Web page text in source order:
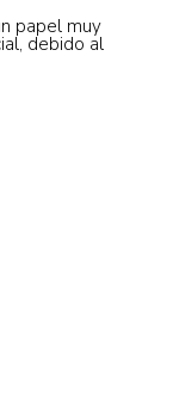
papel muy
debido al